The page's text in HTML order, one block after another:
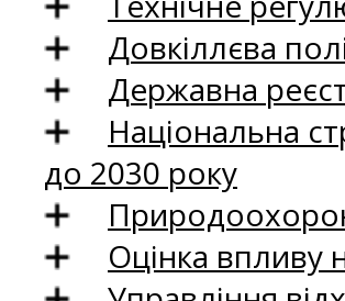
Довкіллєва
Державна
Національна
до 2030 року
Оцінка впливу